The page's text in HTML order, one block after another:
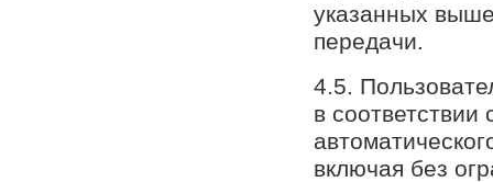
указанных
передачи.
4.5.
в
включая без